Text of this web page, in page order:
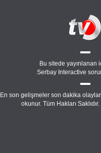
Bu sitede yayınlanan
Serbay Interactive
En son gelişmeler son dakika
okunur. Tüm Hakları